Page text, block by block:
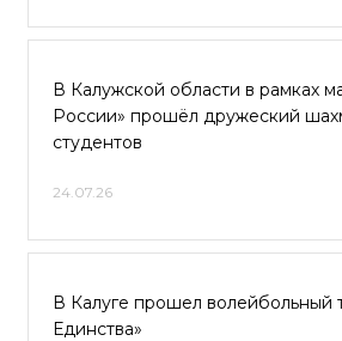
В Калужской области в рамках
России» прошёл дружеский
студентов
24.07.26
В Калуге прошел волейбольный
Единства»